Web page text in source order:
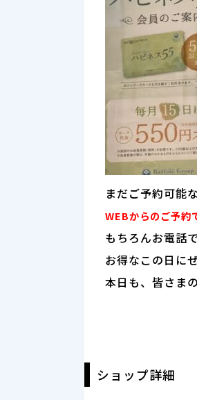
まだご予約可能
WEBからのご予約
もちろんお電話
お得なこの日に
本日も、皆さま
ショップ詳細